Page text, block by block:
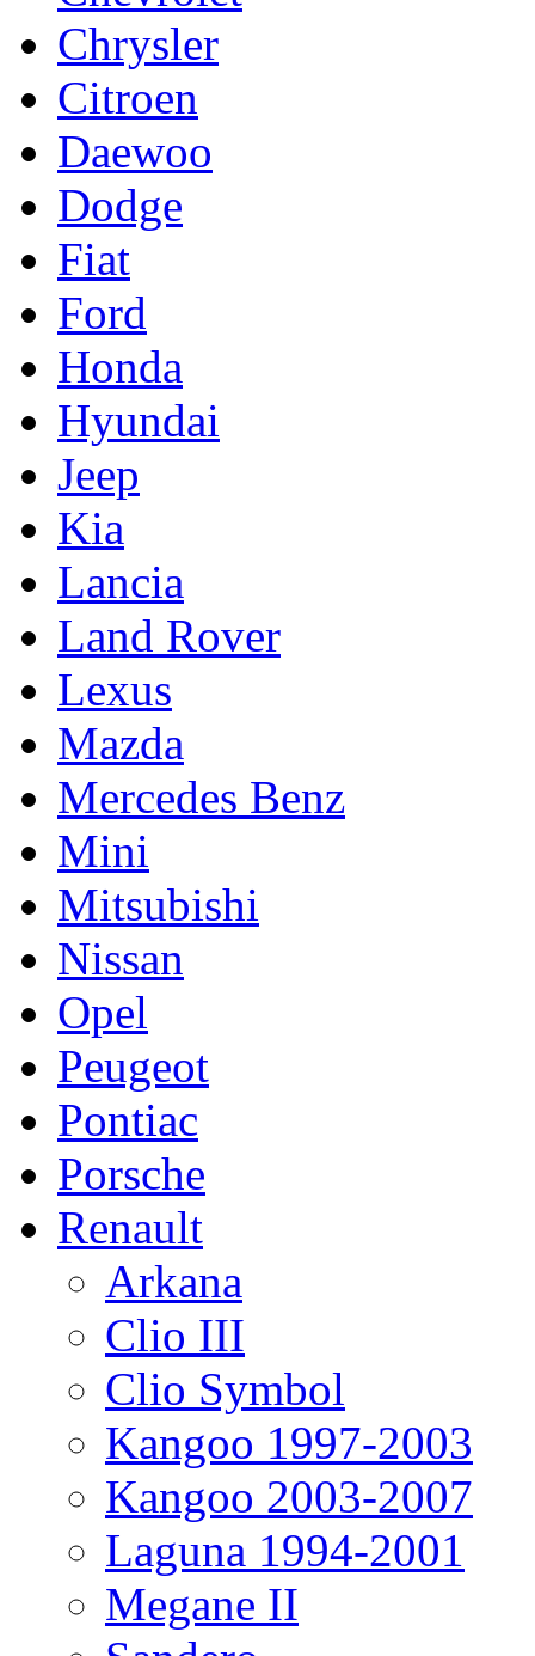
Chrysler
Citroen
Daewoo
Dodge
Fiat
Ford
Honda
Hyundai
Jeep
Kia
Lancia
Land Rover
Lexus
Mazda
Mercedes Benz
Mini
Mitsubishi
Nissan
Opel
Peugeot
Pontiac
Porsche
Renault
Arkana
Clio III
Clio Symbol
Kangoo 1997-2003
Kangoo 2003-2007
Laguna 1994-2001
Megane II